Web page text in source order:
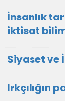
İnsanlık
iktisat
Siyaset ve
Irkçılığın